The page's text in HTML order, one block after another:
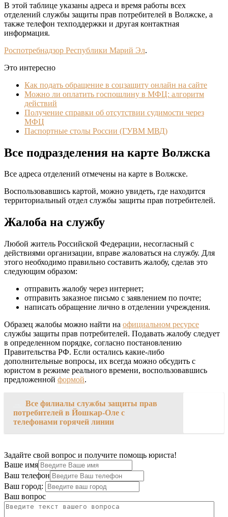
В этой таблице указаны адреса и время работы всех
отделений службы защиты прав потребителей в Волжске, а
также телефон техподдержки и другая контактная
информация.
Роспотребнадзор Республики Марий Эл.
Это интересно
Как подать обращение в соцзащиту онлайн на сайте
Можно ли оплатить госпошлину в МФЦ: алгоритм
действий
Получение справки об отсутствии судимости через
МФЦ
Паспортные столы России (ГУВМ МВД)
Все подразделения на карте Волжска
Все адреса отделений отмечены на карте в Волжске.
Воспользовавшись картой, можно увидеть, где находится
территориальный отдел службы защиты прав потребителей.
Жалоба на службу
Любой житель Российской Федерации, несогласный с
действиями организации, вправе жаловаться на службу. Для
этого необходимо правильно составить жалобу, сделав это
следующим образом:
отправить жалобу через интернет;
отправить заказное письмо с заявлением по почте;
написать обращение лично в отделении учреждения.
Образец жалобы можно найти на официальном ресурсе
службы защиты прав потребителей. Подавать жалобу следует
в определенном порядке, согласно постановлению
Правительства РФ. Если остались какие-либо
дополнительные вопросы, их всегда можно обсудить с
юристом в режиме реального времени, воспользовавшись
предложенной формой.
Все филиалы службы защиты прав
потребителей в Йошкар-Оле с
телефонами горячей линии
Задайте свой вопрос и получите помощь юриста!
Ваше имя
Ваш телефон
Ваш город:
Ваш вопрос